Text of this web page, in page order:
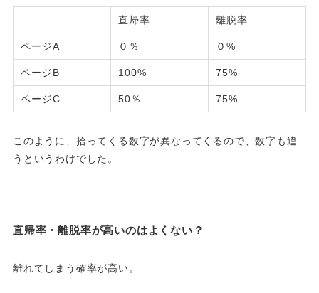
直帰率 離脱率
ページA ０％ ０%
ページB 100% 75%
ページC 50％ 75%
このように、拾ってくる数字が異なってくるので、数字も違
うというわけでした。
直帰率・離脱率が高いのはよくない？
離れてしまう確率が高い。